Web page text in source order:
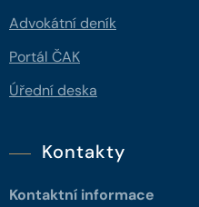
Advokátní deník
Portál ČAK
Úřední deska
Kontakty
Kontaktní informace